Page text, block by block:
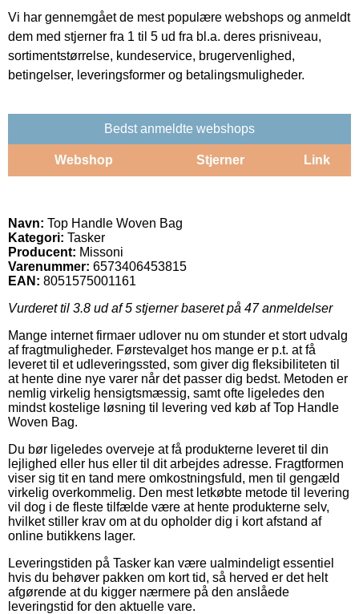
Vi har gennemgået de mest populære webshops og anmeldt
dem med stjerner fra 1 til 5 ud fra bl.a. deres prisniveau,
sortimentstørrelse, kundeservice, brugervenlighed,
betingelser, leveringsformer og betalingsmuligheder.
Bedst anmeldte webshops
Webshop Stjerner Link
Navn: Top Handle Woven Bag
Kategori: Tasker
Producent: Missoni
Varenummer: 6573406453815
EAN: 8051575001161
Vurderet til 3.8 ud af 5 stjerner baseret på 47anmeldelser
Mange internet firmaer udlover nu om stunder et stort udvalg
af fragtmuligheder. Førstevalget hos mange er p.t. at få
leveret til et udleveringssted, som giver dig fleksibiliteten til
at hente dine nye varer når det passer dig bedst. Metoden er
nemlig virkelig hensigtsmæssig, samt ofte ligeledes den
mindst kostelige løsning til levering ved køb af Top Handle
Woven Bag.
Du bør ligeledes overveje at få produkterne leveret til din
lejlighed eller hus eller til dit arbejdes adresse. Fragtformen
viser sig tit en tand mere omkostningsfuld, men til gengæld
virkelig overkommelig. Den mest letkøbte metode til levering
vil dog i de fleste tilfælde være at hente produkterne selv,
hvilket stiller krav om at du opholder dig i kort afstand af
online butikkens lager.
Leveringstiden på Tasker kan være ualmindeligt essentiel
hvis du behøver pakken om kort tid, så herved er det helt
afgørende at du kigger nærmere på den anslåede
leveringstid for den aktuelle vare.